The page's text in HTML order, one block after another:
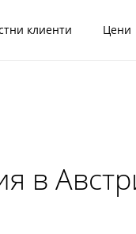
клиенти Цени
в